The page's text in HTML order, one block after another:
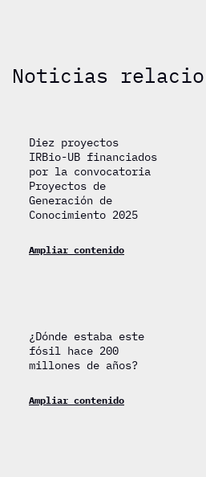
Noticias
Diez proyectos
IRBio-UB financiados
por la convocatoria
Proyectos de
Generación de
Conocimiento 2025
Ampliar contenido
¿Dónde estaba este
fósil hace 200
millones de años?
Ampliar contenido